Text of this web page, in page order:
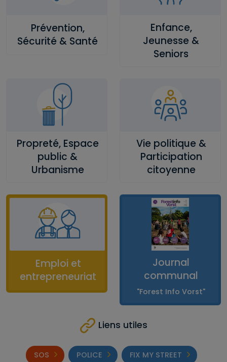
Prévention,
Sécurité & Santé
Enfance,
Jeunesse &
Seniors
Propreté, Espace
public &
Urbanisme
Vie politique &
Participation
citoyenne
Emploi et
entrepreneuriat
Journal
communal
"Forest Info Vorst"
Liens utiles
SOS POLICE FIX MY STREET